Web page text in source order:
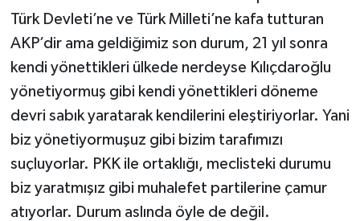
Türk Devleti’ne ve Türk Milleti’ne kafa tutturan
AKP’dir ama geldiğimiz son durum, 21 yıl sonra
kendi yönettikleri ülkede nerdeyse Kılıçdaroğlu
yönetiyormuş gibi kendi yönettikleri döneme
devri sabık yaratarak kendilerini eleştiriyorlar. Yani
biz yönetiyormuşuz gibi bizim tarafımızı
suçluyorlar. PKK ile ortaklığı, meclisteki durumu
biz yaratmışız gibi muhalefet partilerine çamur
atıyorlar. Durum aslında öyle de değil.